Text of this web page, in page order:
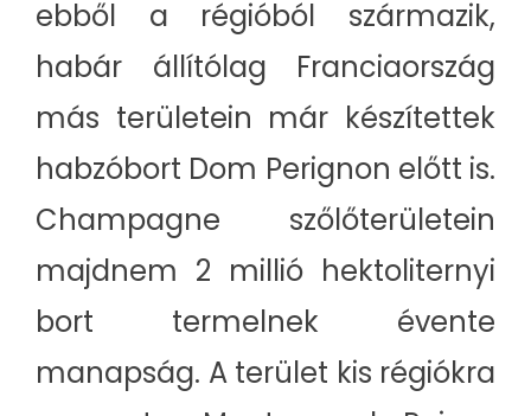
ebből a régióból származik,
habár állítólag Franciaország
más területein már készítettek
habzóbort Dom Perignon előtt is.
Champagne szőlőterületein
majdnem 2 millió hektoliternyi
bort termelnek évente
manapság. A terület kis régiókra